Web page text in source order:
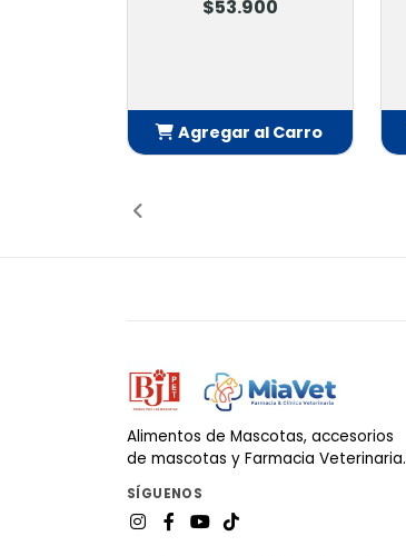
$53.900
Agregar al Carro
Alimentos de Mascotas, accesorios
de mascotas y Farmacia Veterinaria.
SÍGUENOS